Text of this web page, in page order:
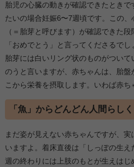
胎児の心臓の動きが確認できたとき
たいの場合妊娠6〜7週頃です。この
（＝胎芽と呼びます）が確認できた
「おめでとう」と言ってくださるで
胎芽には白いリング状のものがつい
のうと言いますが、赤ちゃんは、胎盤
こから栄養を摂取します。いわば赤ち
「魚」からどんどん人間らしく
まだ姿が見えない赤ちゃんですが、
いますよ。着床直後は「しっぽの生
週の終わりには上肢のもとが生えはじ